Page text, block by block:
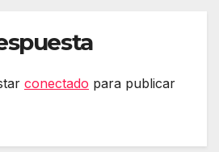
conectado para publicar